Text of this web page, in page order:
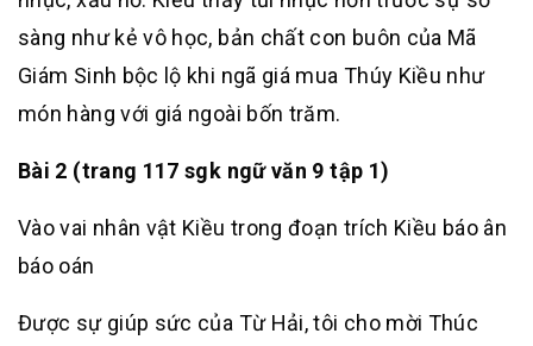
sàng như kẻ vô học, bản chất con buôn của Mã
Giám Sinh bộc lộ khi ngã giá mua Thúy Kiều như
món hàng với giá ngoài bốn trăm.
Bài 2 (trang 117 sgk ngữ văn 9 tập 1)
Vào vai nhân vật Kiều trong đoạn trích Kiều báo ân
báo oán
Được sự giúp sức của Từ Hải, tôi cho mời Thúc